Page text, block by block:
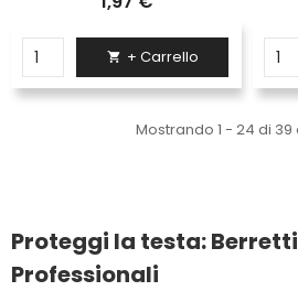
 + Carrello
Mostrando 1 - 24 di
Proteggi la testa:
Professionali